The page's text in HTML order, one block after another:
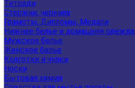
Тетради
Стержни, чернила
Грамоты, Дипломы, Медали
Нижнее белье и домашняя одежда
Мужское белье
Женское белье
Колготки и чулки
Носки
Бытовая химия